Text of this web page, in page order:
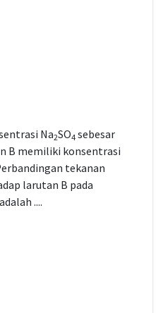
Na2SO4 sebesar
B memiliki konsentrasi
tekanan
larutan B pada
....